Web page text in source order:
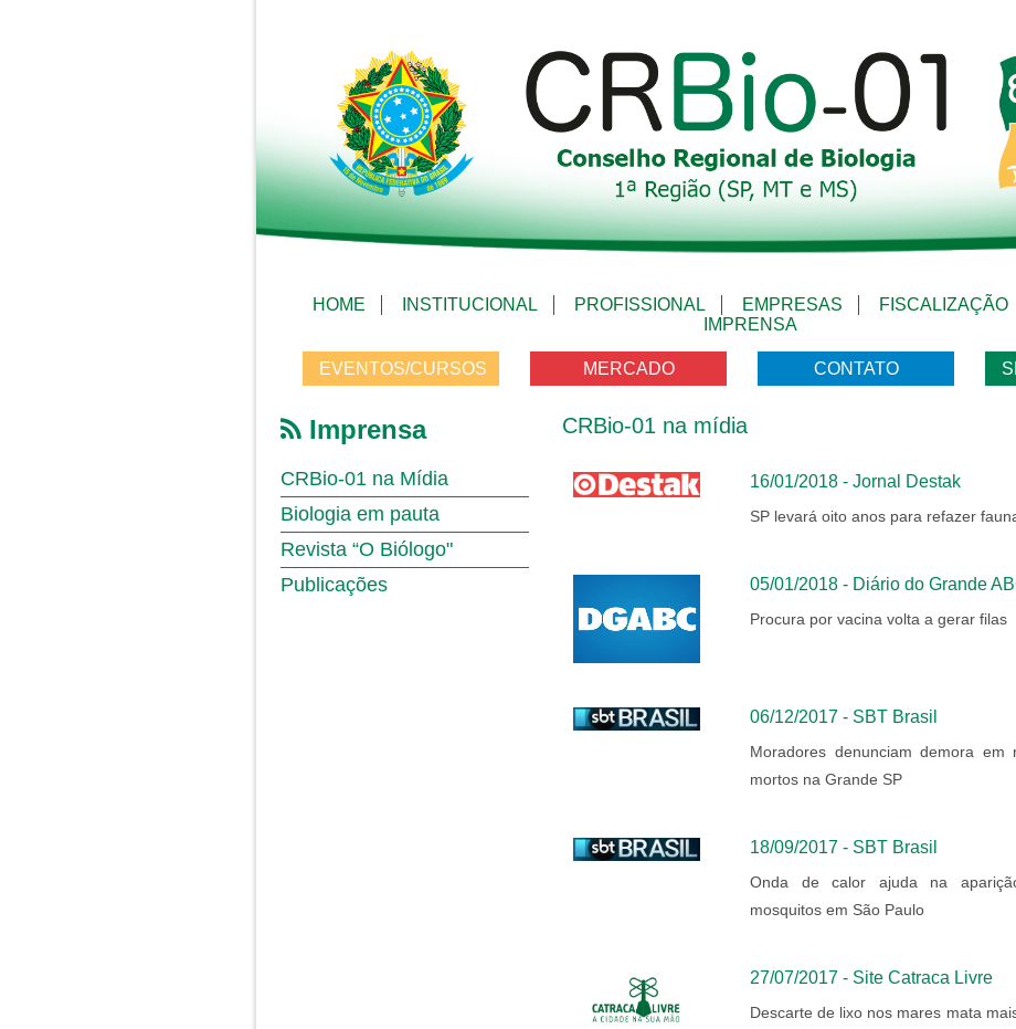
HOME INSTITUCIONAL PROFISSIONAL EMPRESAS
FISCALIZAÇÃO
IMPRENSA
EVENTOS/CURSOS MERCADO CONTATO
Imprensa
CRBio-01 na Mídia
Biologia em pauta
Revista “O Biólogo"
Publicações
CRBio-01 na mídia
16/01/2018 - Jornal Destak
SP levará oito anos para refazer
05/01/2018 - Diário do Grande
Procura por vacina volta a gerar filas
06/12/2017 - SBT Brasil
Moradores denunciam demora em
mortos na Grande SP
18/09/2017 - SBT Brasil
Onda de calor ajuda na
mosquitos em São Paulo
27/07/2017 - Site Catraca Livre
Descarte de lixo nos mares mata